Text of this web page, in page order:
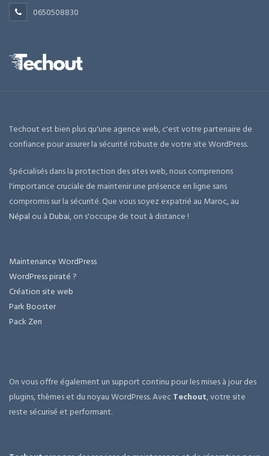
0650508830
Techout est bien plus qu'une agence web, c'est votre partenaire de
confiance pour assurer la sécurité robuste de votre site WordPress.
Spécialisés dans la protection des sites web, nous comprenons
l'importance cruciale de maintenir une présence en ligne sans
compromis sur la sécurité. Que vous soyez expatrié au Maroc, au
Népal ou àDubai, on s'occupe de tout à distance !
Maintenance WordPress
WordPress piraté ?
Création site web
Park Booster
Pack Zen
On vous offre également un support continu pour les mises à jour des
plugins, thèmes et du noyau WordPress. AvecTechout, votre site
reste sécurisé et performant.